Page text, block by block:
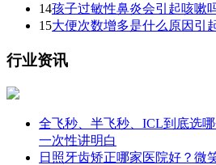
14孩子过敏性鼻炎会引起咳嗽
15大便次数增多是什么原因引
行业资讯
全飞秒、半飞秒、ICL到底选
一次性讲明白
日照牙齿矫正哪家医院好？微